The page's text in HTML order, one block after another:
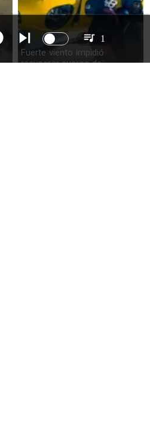
Fuerte viento impidió
recuperar cuerpo de
1